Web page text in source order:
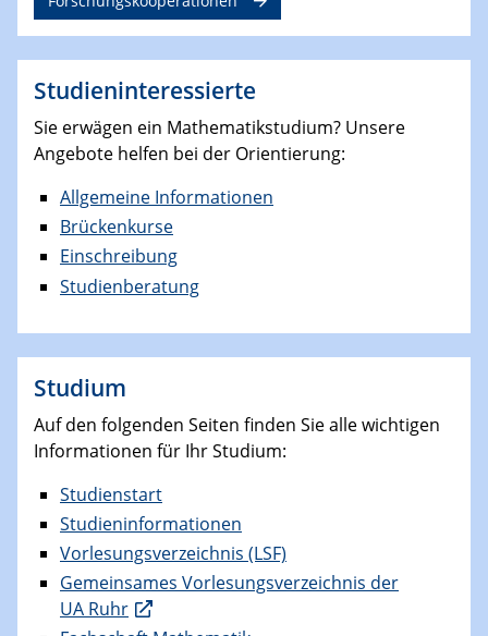
Studieninteressierte
Sie erwägen ein Mathematikstudium? Unsere
Angebote helfen bei der Orientierung:
Allgemeine Informationen
Brückenkurse
Einschreibung
Studienberatung
Studium
Auf den folgenden Seiten finden Sie alle wichtigen
Informationen für Ihr Studium:
Studienstart
Studieninformationen
Vorlesungsverzeichnis (LSF)
Gemeinsames Vorlesungsverzeichnis der
UA Ruhr